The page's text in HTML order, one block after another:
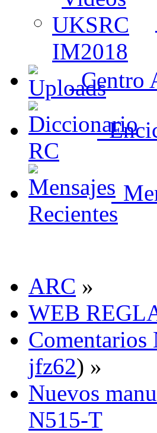
Centro
ARC »
WEB
Comentarios
jfz62) »
Nuevos
N515-T